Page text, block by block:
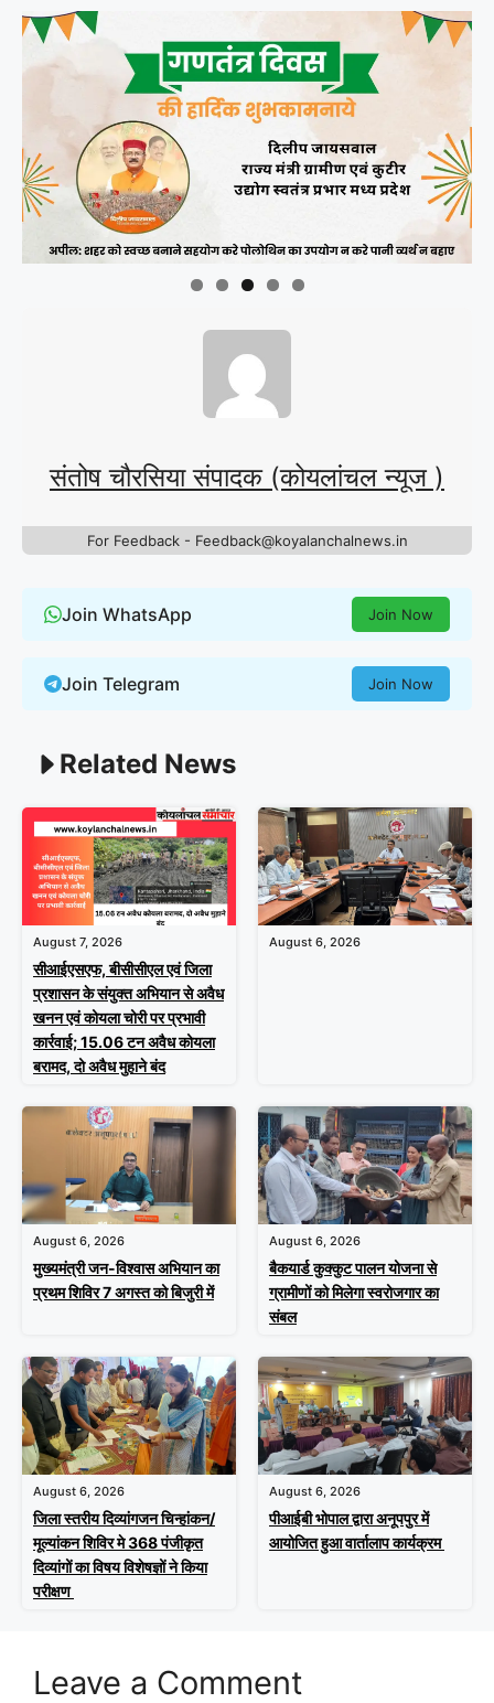
संतोष चौरसिया संपादक (कोयलांचल न्यूज )
For Feedback - Feedback@koyalanchalnews.in
Join WhatsApp Join Now
Join Telegram Join Now
Related News
August 7, 2026
सीआईएसएफ, बीसीसीएल एवं जिला
प्रशासन के संयुक्त अभियान से अवैध
खनन एवं कोयला चोरी पर प्रभावी
कार्रवाई; 15.06 टन अवैध कोयला
बरामद, दो अवैध मुहाने बंद
August 6, 2026
August 6, 2026
मुख्यमंत्री जन-विश्वास अभियान का
प्रथम शिविर 7 अगस्त को बिजुरी में
August 6, 2026
बैकयार्ड कुक्कुट पालन योजना से
ग्रामीणों को मिलेगा स्वरोजगार का
संबल
August 6, 2026
जिला स्तरीय दिव्यांगजन चिन्हांकन/
मूल्यांकन शिविर मे 368 पंजीकृत
दिव्यांगों का विषय विशेषज्ञों ने किया
परीक्षण
August 6, 2026
पीआईबी भोपाल द्वारा अनूपपुर में
आयोजित हुआ वार्तालाप कार्यक्रम
Leave a Comment